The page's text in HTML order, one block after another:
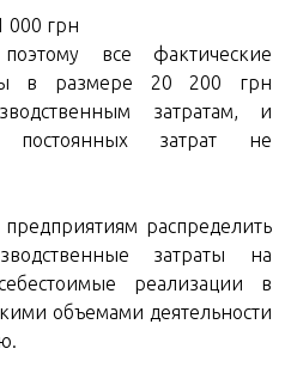
000 грн
все фактические
в размере 20 200 грн
затратам, и
постоянных затрат не
распределить
затраты на
реализации в
объемами деятельности